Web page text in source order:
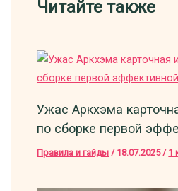
Читайте также
Ужас Аркхэма
по сборке первой
Правила и гайды / 18.07.2025 / 1